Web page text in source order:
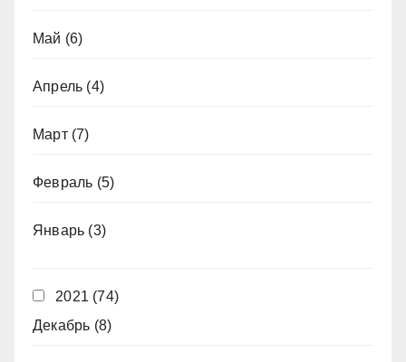
Май (6)
Апрель (4)
Март(7)
Февраль (5)
Январь (3)
2021 (74)
Декабрь (8)